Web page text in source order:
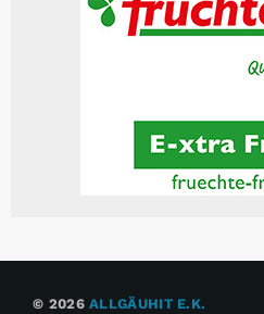
© 2026ALLGÄUHIT E.K.